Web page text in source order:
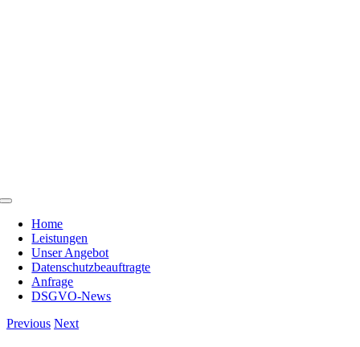
Toggle
NavigationHome
Leistungen
Unser Angebot
Datenschutzbeauftragte
Anfrage
DSGVO-News
Previous Next